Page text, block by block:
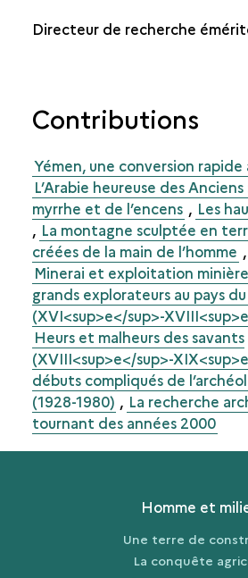
Directeur de recherche
Contributions
Yémen, une conversion rapide
L’Arabie heureuse des
myrrhe et de l’encens , Les
, La montagne sculptée en
créées de la main de l’homme ,
Minerai et exploitation minière
grands explorateurs au pays
(XVI<sup>e</sup>-
Heurs et malheurs des savants
(XVIII<sup>e</sup>-
débuts compliqués de
(1928-1980) , La recherche
tournant des années 2000
Homme et
Une terre de
La conquête